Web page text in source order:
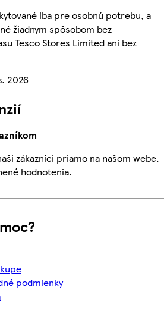
iba pre osobnú potrebu, a
žiadnym spôsobom bez
Tesco Stores Limited ani bez
2026
zákazníci priamo na našom webe.
hodnotenia.
podmienky